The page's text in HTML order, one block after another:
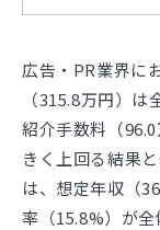
広告・PR業界に
（315.8万円）
紹介手数料（
きく上回る結果
は、想定年収（
率（15.8%）が